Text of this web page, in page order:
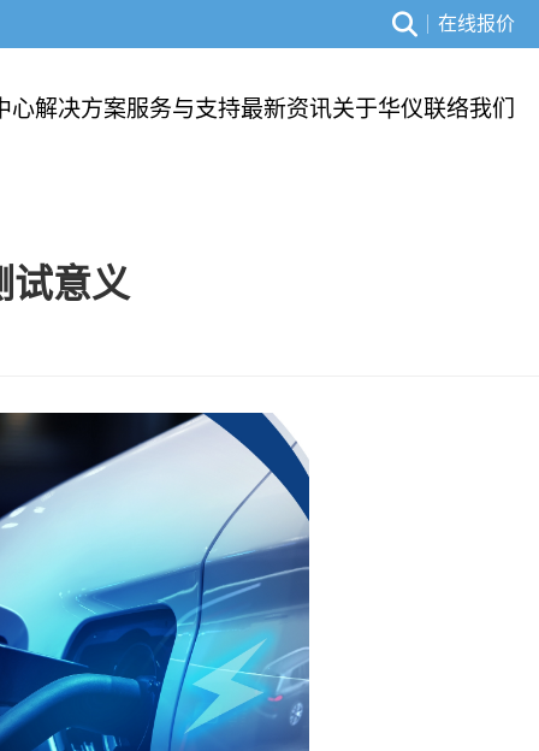
在线报价
心解决方案服务与支持最新资讯关于华仪联络我们
试意义